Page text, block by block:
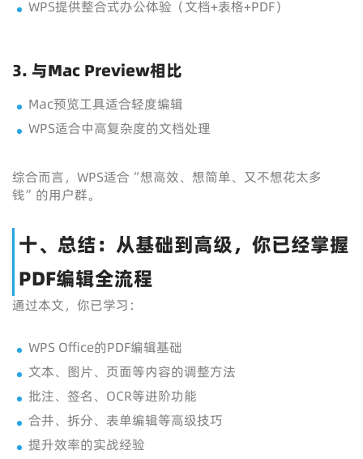
WPS提供整合式办公体验（文档+表格+PDF）
3. 与Mac Preview相比
Mac预览工具适合轻度编辑
WPS适合中高复杂度的文档处理
综合而言，WPS适合“想高效、想简单、又不想花太多
钱”的用户群。
十、总结：从基础到高级，你已经掌握
PDF编辑全流程
通过本文，你已学习：
WPS Office的PDF编辑基础
文本、图片、页面等内容的调整方法
批注、签名、OCR等进阶功能
合并、拆分、表单编辑等高级技巧
提升效率的实战经验